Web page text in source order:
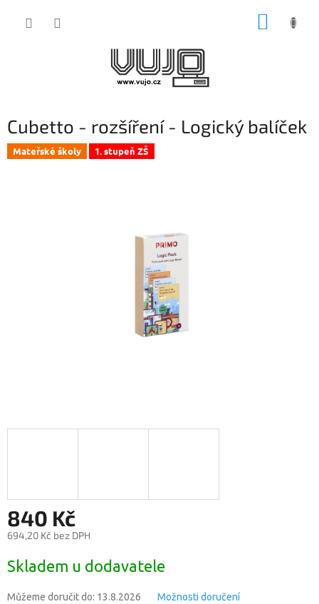
Cubetto - rozšíření - Logický balíček
Mateřské školy 1. stupeň ZŠ
840 Kč
694,20 Kč bez DPH
cena:
Skladem u dodavatele
Můžeme doručit do: 13.8.2026 Možnosti doručení